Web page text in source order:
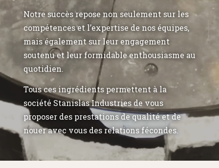
Notre succès repose non seulement sur les
compétences et l’expertise de nos équipes,
mais également sur leur engagement
soutenu et leur formidable enthousiasme au
quotidien.
Tous ces ingrédients permettent à la
société Stanislas Industries de vous
proposer des prestations de qualité et de
nouer avec vous des relations fécondes.